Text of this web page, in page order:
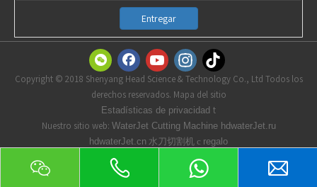
Contáctenos
Entregar
Copyright © 2018 Shenyang Head Science & Technology Co., Ltd Todos los
derechos reservados. Mapa del sitio
Estadísticas de privacidad t
Nuestro sitio web: WaterJet Cutting Machine hdwaterJet.ru
hdwaterJet.cn 水刀切割机 с regalo